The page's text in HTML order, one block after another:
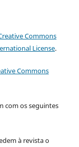
Commons
License.
Commons
com os seguintes
à revista o